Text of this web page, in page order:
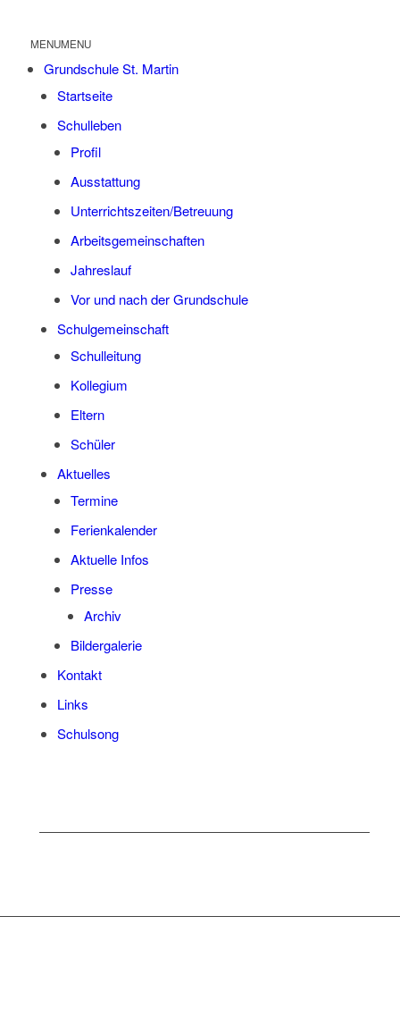
MENUMENU
Grund­schu­le St. Martin
Start­sei­te
Schul­le­ben
Pro­fil
Aus­stat­tung
Unterrichtszeiten/Betreuung
Arbeits­ge­mein­schaf­ten
Jah­res­lauf
Vor und nach der Grundschule
Schul­ge­mein­schaft
Schul­lei­tung
Kol­le­gi­um
Eltern
Schü­ler
Aktu­el­les
Ter­mi­ne
Feri­en­ka­len­der
Aktu­el­le Infos
Pres­se
Archiv
Bil­der­ga­le­rie
Kon­takt
Links
Schul­song